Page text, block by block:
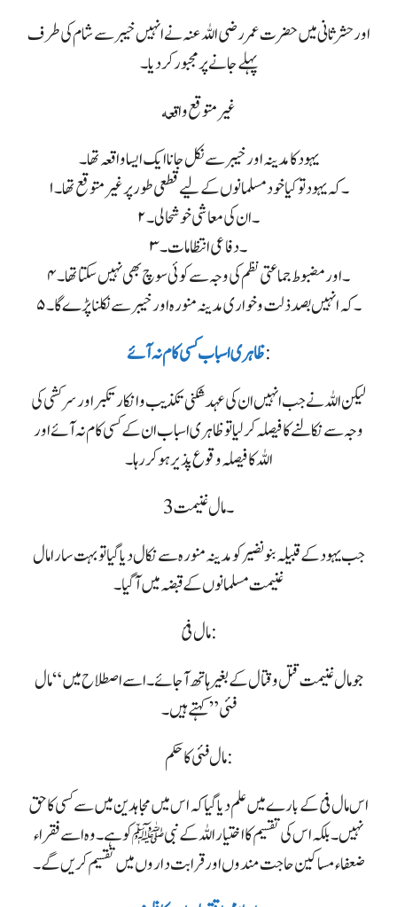
اور حشر ثانی میں حضرت عمر رضی اللہ عنہ نے انہیں خیبر سے شام کی طرف
پہلے جانے پر مجبور کر دیا۔
غیر متوقع واقعه
یہود کا مدینہ اور خیبر سے نکل جانا ایک ایسا واقعہ تھا۔
۱۔ کہ یہود تو کیا خود مسلمانوں کے لیے قطعی طور پر غیر متوقع تھا۔
۲۔ ان کی معاشی خوشحالی ۔
۳۔ دفاعی انتظامات۔
۴۔ اور مضبوط جماعتی نظم کی وجہ سے کوئی سوچ بھی نہیں سکتا تھا۔
۵۔ کہ انہیں بصد ذلت و خواری مدینہ منورہ اور خیبر سے نکلنا پڑے گا۔
ظاہری اسباب کسی کام نہ آئے:
لیکن اللہ نے جب انہیں ان کی عہد شکنی تکذیب و انکار تکبر اور سرکشی کی
وجہ سے نکالنے کا فیصلہ کر لیا تو ظاہری اسباب ان کے کسی کام نہ آئے اور
اللہ کا فیصلہ وقوع پذیر ہو کر رہا۔
3۔ مال غنیمت
جب یہود کے قبیلہ بنو نضیر کو مدینہ منورہ سے نکال دیا گیا تو بہت سارا مال
غنیمت مسلمانوں کے قبضہ میں آگیا۔
مال فئ :
جو مال غنیمت قتل و قتال کے بغیر ہاتھ آجائے۔ اسے اصطلاح میں “مال
فئی” کہتے ہیں۔
مال فئی کا حکم:
اس مال فئ کے بارے میں علم دیا گیا کہ اس میں مجاہدین میں سے کسی کا حق
نہیں۔ بلکہ اس کی تقسیم کا اختیار اللہ کے نبی ﷺ کو ہے۔ وہ اسے فقراء
ضعفاء مساکین حاجت مندوں اور قرابت داروں میں تقسیم کریں گے۔